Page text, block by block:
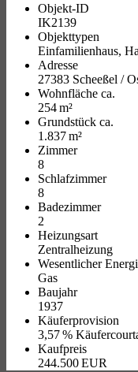
Objekt-ID
IK2139
Objekttypen
Einfamilienhaus,
Adresse
27383 Scheeßel /
Wohnfläche ca.
254 m²
Grund­stück ca.
1.837 m²
Zimmer
8
Schlafzimmer
8
Badezimmer
2
Heizungsart
Zentralheizung
Wesentlicher
Gas
Baujahr
1937
Käufer­provision
3,57 %
Kaufpreis
244.500 EUR